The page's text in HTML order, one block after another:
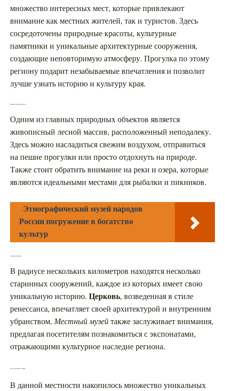
множество интересных мест, которые привлекают
внимание как местных жителей, так и туристов. Здесь
сосредоточены природные красоты, культурные
памятники и уникальные архитектурные сооружения,
создающие неповторимую атмосферу. Прогулка по этому
региону подарит незабываемые впечатления и позволит
лучше узнать историю и культуру края.
Природные достопримечательности
Одним из главных природных объектов является
живописный лесной массив, расположенный неподалеку.
Здесь можно насладиться свежим воздухом, отправиться
на пешие прогулки или просто отдохнуть на природе.
Также стоит обратить внимание на реки и озера, которые
являются идеальными местами для рыбалки и пикников.
Этнографический музей народов
России погружение в богатство
культур
Исторические памятники
В радиусе нескольких километров находятся несколько
старинных сооружений, каждое из которых имеет свою
уникальную историю. Церковь, возведенная в стиле
ренессанса, впечатляет своей архитектурой и внутренним
убранством. Местный музейтакже заслуживает внимания,
предлагая посетителям познакомиться с экспонатами,
отражающими культурное наследие региона.
Местные праздники и традиции
В данной местности накопилось множество уникальных